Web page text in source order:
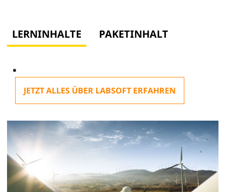
LERNINHALTE PAKETINHALT
JETZT ALLES ÜBER LABSOFT ERFAHREN